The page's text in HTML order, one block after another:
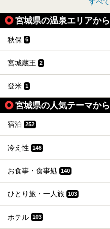
宮城県の温泉エリアか
秋保 6
宮城蔵王 2
登米 1
宮城県の人気テーマか
宿泊 252
冷え性 146
お食事・食事処 140
ひとり旅・一人旅 103
ホテル 103